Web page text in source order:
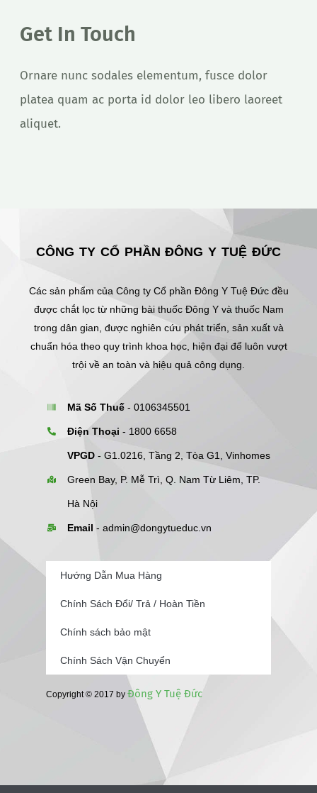
Get In Touch
Ornare nunc sodales elementum, fusce dolor
platea quam ac porta id dolor leo libero laoreet
aliquet.
CÔNG TY CỔ PHẦN ĐÔNG Y TUỆ ĐỨC
Các sản phẩm của Công ty Cổ phần Đông Y Tuệ Đức đều
được chắt lọc từ những bài thuốc Đông Y và thuốc Nam
trong dân gian, được nghiên cứu phát triển, sản xuất và
chuẩn hóa theo quy trình khoa học, hiện đại để luôn vượt
trội về an toàn và hiệu quả công dụng.
Mã Số Thuế - 0106345501
Điện Thoại - 1800 6658
VPGD - G1.0216, Tầng 2, Tòa G1, Vinhomes
Green Bay, P. Mễ Trì, Q. Nam Từ Liêm, TP.
Hà Nội
Email - admin@dongytueduc.vn
Hướng Dẫn Mua Hàng
Chính Sách Đổi/ Trả / Hoàn Tiền
Chính sách bảo mật
Chính Sách Vận Chuyển
Copyright © 2017 by Đông Y Tuệ Đức